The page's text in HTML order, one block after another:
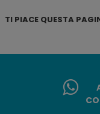
TI PIACE QUESTA